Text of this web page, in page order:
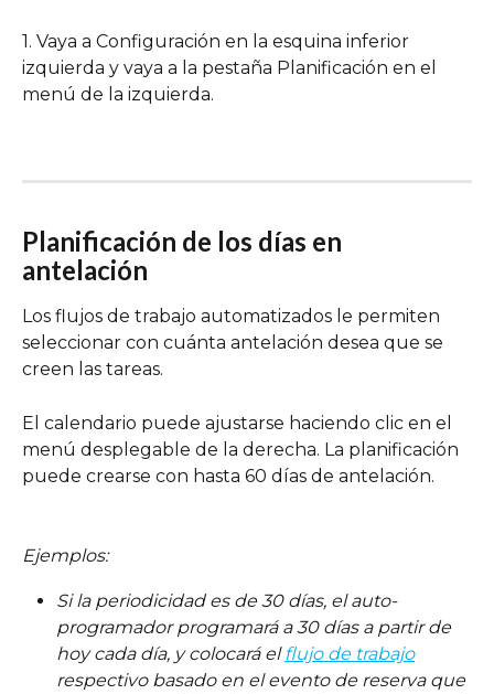
1. Vaya a Configuración en la esquina inferior
izquierda y vaya a la pestaña Planificación en el
menú de la izquierda.
Planificación de los días en
antelación
Los flujos de trabajo automatizados le permiten
seleccionar con cuánta antelación desea que se
creen las tareas.
El calendario puede ajustarse haciendo clic en el
menú desplegable de la derecha. La planificación
puede crearse con hasta 60 días de antelación.
Ejemplos:
Si la periodicidad es de 30 días, el auto-
programador programará a 30 días a partir de
hoy cada día, y colocará el flujo de trabajo
respectivo basado en el evento de reserva que